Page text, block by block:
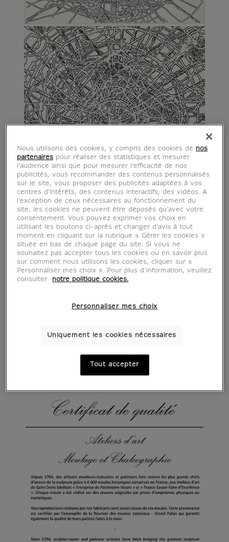
Nous utilisons des cookies, y compris des cookies de nos
partenaires pour réaliser des statistiques et mesurer
l’audience ainsi que pour mesurer l’efficacité de nos
publicités, vous recommander des contenus personnalisés
sur le site, vous proposer des publicités adaptées à vos
centres d'intérêts, des contenus interactifs, des vidéos. A
l’exception de ceux nécessaires au fonctionnement du
site, les cookies ne peuvent être déposés qu’avec votre
consentement. Vous pouvez exprimer vos choix en
utilisant les boutons ci-après et changer d’avis à tout
moment en cliquant sur la rubrique « Gérer les cookies »
située en bas de chaque page du site. Si vous ne
souhaitez pas accepter tous les cookies ou en savoir plus
sur comment nous utilisons les cookies, cliquer sur «
Personnaliser mes choix ». Pour plus d’information, veuillez
consulter
notre politique cookies.
Personnaliser mes choix
Uniquement les cookies nécessaires
Tout accepter